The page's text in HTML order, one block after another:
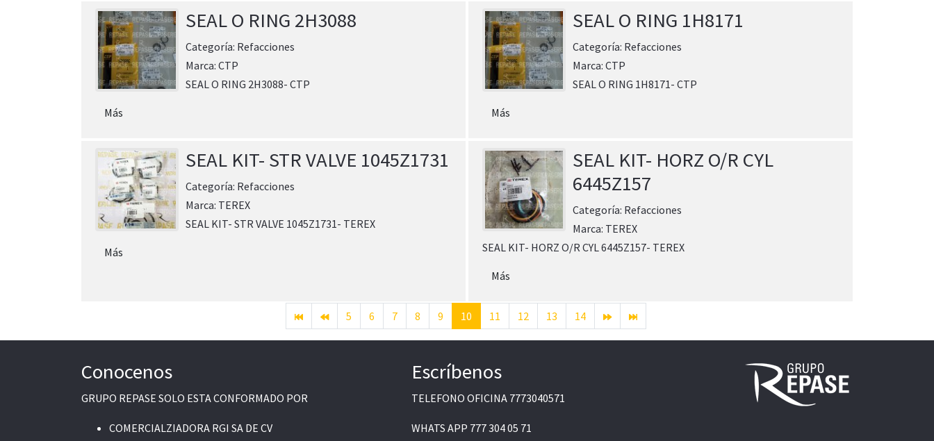
SEAL O RING 2H3088
Categoría: Refacciones
Marca: CTP
SEAL O RING 2H3088- CTP
Más
SEAL O RING 1H8171
Categoría: Refacciones
Marca: CTP
SEAL O RING 1H8171- CTP
Más
SEAL KIT- STR VALVE 1045Z1731
Categoría: Refacciones
Marca: TEREX
SEAL KIT- STR VALVE 1045Z1731- TEREX
Más
SEAL KIT- HORZ O/R CYL
6445Z157
Categoría: Refacciones
Marca: TEREX
SEAL KIT- HORZ O/R CYL 6445Z157- TEREX
Más
5 6 7 8 9 10 11 12 13 14
Conocenos
GRUPO REPASE SOLO ESTA CONFORMADO POR
COMERCIALZIADORA RGI SA DE CV
Escríbenos
TELEFONO OFICINA 7773040571
WHATS APP 777 304 05 71